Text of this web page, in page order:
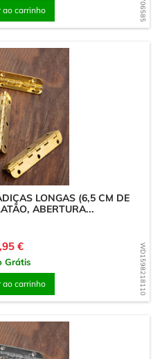
ao carrinho
WD1598218110
LONGAS (6,5 CM DE
ABERTURA...
€
Grátis
ao carrinho